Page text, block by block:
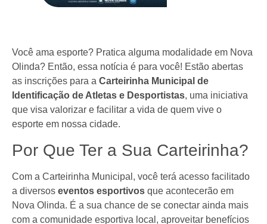
Você ama esporte? Pratica alguma modalidade em Nova
Olinda? Então, essa notícia é para você! Estão abertas
as inscrições para a Carteirinha Municipal de
Identificação de Atletas e Desportistas, uma iniciativa
que visa valorizar e facilitar a vida de quem vive o
esporte em nossa cidade.
Por Que Ter a Sua Carteirinha?
Com a Carteirinha Municipal, você terá acesso facilitado
a diversos eventos esportivos que acontecerão em
Nova Olinda. É a sua chance de se conectar ainda mais
com a comunidade esportiva local, aproveitar benefícios